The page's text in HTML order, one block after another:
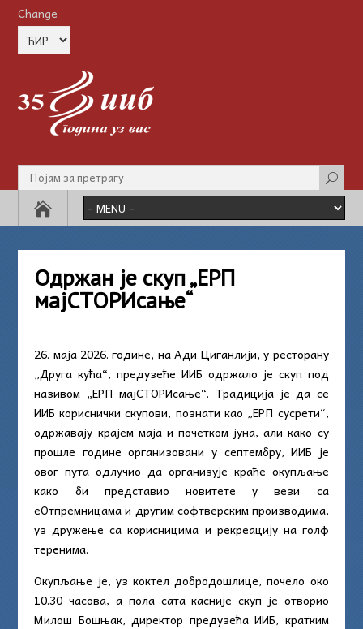
Change
Одржан је скуп „ЕРП
мајСТОРИсање“
26. маја 2026. године, на Ади Циганлији, у ресторану
„Друга кућа“, предузеће ИИБ одржало је скуп под
називом „ЕРП мајСТОРИсање“. Традиција је да се
ИИБ кориснички скупови, познати као „ЕРП сусрети“,
одржавају крајем маја и почетком јуна, али како су
прошле године организовани у септембру, ИИБ је
овог пута одлучио да организује краће окупљање
како би представио новитете у вези са
еОтпремницама и другим софтверским производима,
уз дружење са корисницима и рекреацију на голф
теренима.
Окупљање је, уз коктел добродошлице, почело око
10.30 часова, а пола сата касније скуп је отворио
Милош Бошњак, директор предузећа ИИБ, кратким